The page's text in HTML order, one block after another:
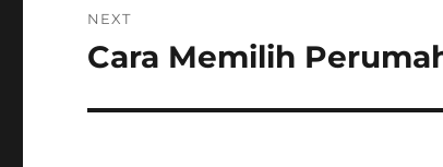
NEXT
Next
Cara Memilih